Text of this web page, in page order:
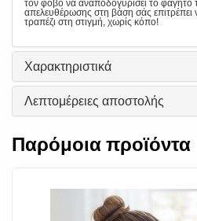
τον φόβο να αναποδογυρίσει το φαγητό
απελευθέρωσης στη βάση σάς επιτρέπει
τραπέζι στη στιγμή, χωρίς κόπο!
Χαρακτηριστικά
Λεπτομέρειες αποστολής
Παρόμοια προϊόντα